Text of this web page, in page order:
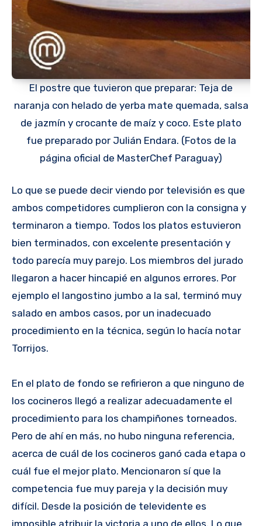
El postre que tuvieron que preparar: Teja de
naranja con helado de yerba mate quemada, salsa
de jazmín y crocante de maíz y coco. Este plato
fue preparado por Julián Endara. (Fotos de la
página oficial de MasterChef Paraguay)
Lo que se puede decir viendo por televisión es que
ambos competidores cumplieron con la consigna y
terminaron a tiempo. Todos los platos estuvieron
bien terminados, con excelente presentación y
todo parecía muy parejo. Los miembros del jurado
llegaron a hacer hincapié en algunos errores. Por
ejemplo el langostino jumbo a la sal, terminó muy
salado en ambos casos, por un inadecuado
procedimiento en la técnica, según lo hacía notar
Torrijos.
En el plato de fondo se refirieron a que ninguno de
los cocineros llegó a realizar adecuadamente el
procedimiento para los champiñones torneados.
Pero de ahí en más, no hubo ninguna referencia,
acerca de cuál de los cocineros ganó cada etapa o
cuál fue el mejor plato. Mencionaron sí que la
competencia fue muy pareja y la decisión muy
difícil. Desde la posición de televidente es